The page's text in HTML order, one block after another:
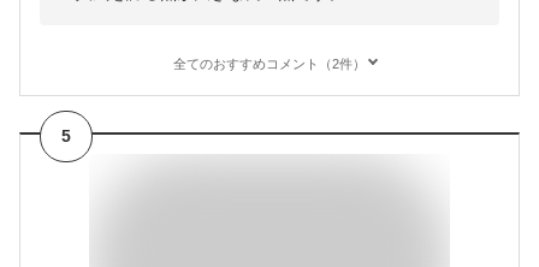
全てのおすすめコメント（2件）
5